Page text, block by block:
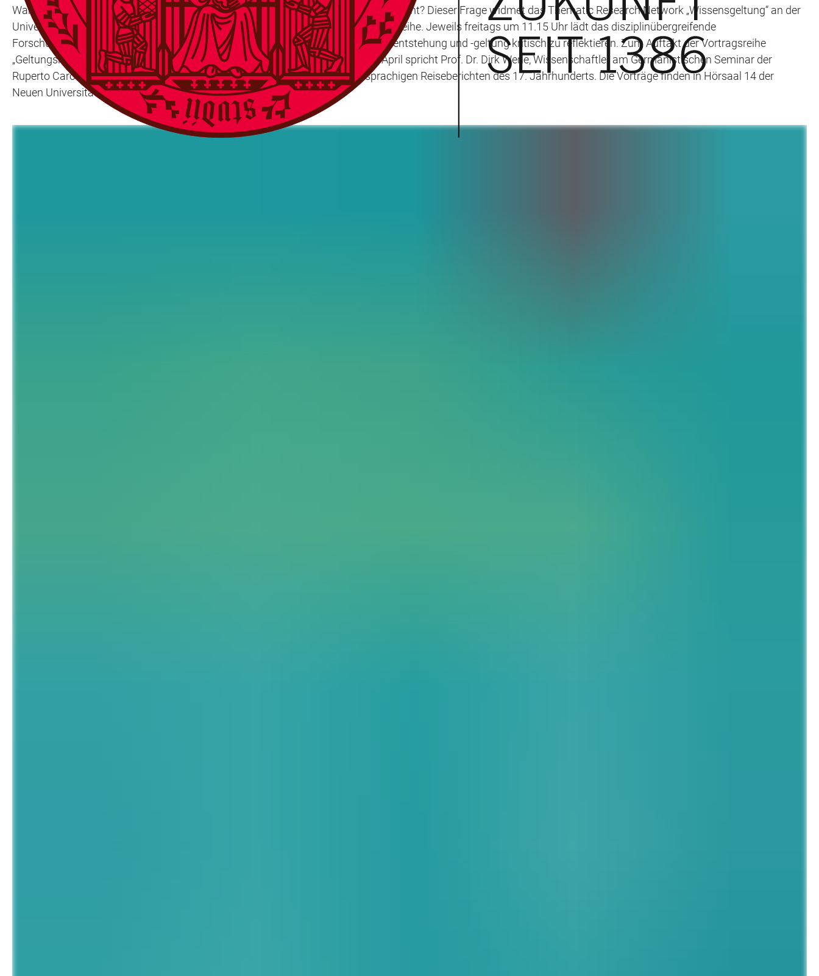
Warum und unter welchen Umständen wird Wissen als Wissen akzeptiert – oder nicht? Dieser Frage widmet das Thematic Research Network „Wissensgeltung“ an der
Universität Heidelberg im Sommersemester 2022 eine öffentliche Veranstaltungsreihe. Jeweils freitags um 11.15 Uhr lädt das disziplinübergreifende
Forschungsnetzwerk dazu ein, die Bedingungen und Mechanismen von Wissensentstehung und -geltung kritisch zu reflektieren. Zum Auftakt der Vortragsreihe
„Geltungskulturen – Genesen und Genealogien neuzeitlichen Wissens“ am 22. April spricht Prof. Dr. Dirk Werle, Wissenschaftler am Germanistischen Seminar der
Ruperto Carola, zu grenzüberschreitenden Wissenserfahrungen in deutschsprachigen Reiseberichten des 17. Jahrhunderts. Die Vorträge finden in Hörsaal 14 der
Neuen Universität statt.